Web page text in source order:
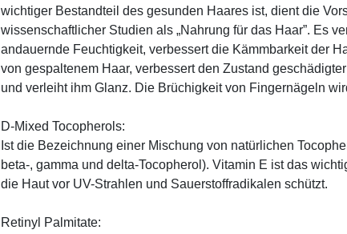
wichtiger Bestandteil des gesunden Haares ist, dient die
wissenschaftlicher Studien als „Nahrung für das Haar”. Es
andauernde Feuchtigkeit, verbessert die Kämmbarkeit der
von gespaltenem Haar, verbessert den Zustand
und verleiht ihm Glanz. Die Brüchigkeit von Fingernägeln
D-Mixed Tocopherols:
Ist die Bezeichnung einer Mischung von natürlichen
beta-, gamma und delta-Tocopherol). Vitamin E ist das
die Haut vor UV-Strahlen und Sauerstoffradikalen schützt.
Retinyl Palmitate: